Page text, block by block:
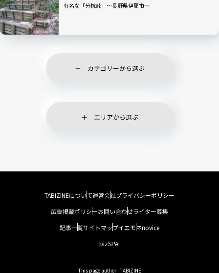
有名な「分杭峠」〜長野県伊那市〜
カテゴリーから選ぶ
エリアから選ぶ
TABIZINEについて運営会社プライバシーポリシー
広告掲載ポリシーお問い合わせライター募集
記事一覧サイトマップイエモネnovice
bizSPA!
This page author : TABIZINE